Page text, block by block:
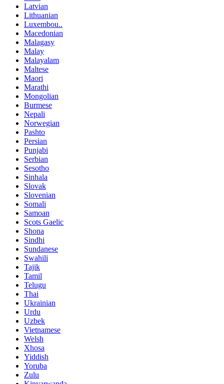
Latvian
Lithuanian
Luxembou..
Macedonian
Malagasy
Malay
Malayalam
Maltese
Maori
Marathi
Mongolian
Burmese
Nepali
Norwegian
Pashto
Persian
Punjabi
Serbian
Sesotho
Sinhala
Slovak
Slovenian
Somali
Samoan
Scots Gaelic
Shona
Sindhi
Sundanese
Swahili
Tajik
Tamil
Telugu
Thai
Ukrainian
Urdu
Uzbek
Vietnamese
Welsh
Xhosa
Yiddish
Yoruba
Zulu